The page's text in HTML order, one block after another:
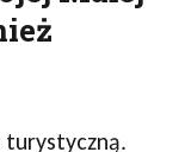
turystyczną.